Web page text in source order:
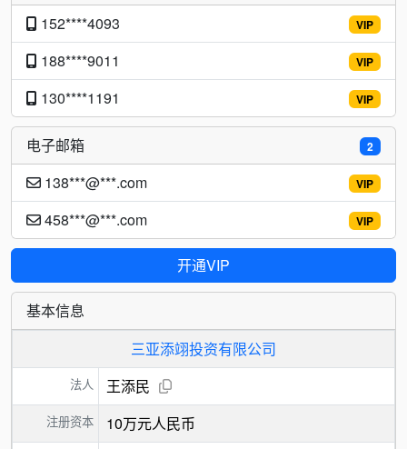
VIP
152****4093
VIP
188****9011
VIP
130****1191
2
电子邮箱
VIP
138***@***.com
VIP
458***@***.com
开通VIP
基本信息
三亚添翊投资有限公司
法人 王添民
注册资本 10万元人民币